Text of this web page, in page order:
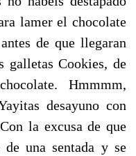
lamer el chocolate
de que llegaran
galletas Cookies, de
Hmmmm,
desayuno con
la excusa de que
de una sentada y se